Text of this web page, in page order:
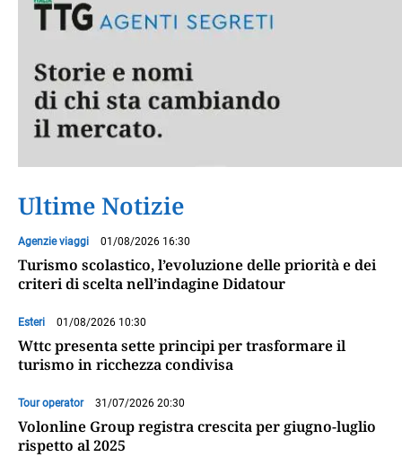
Ultime Notizie
Agenzie viaggi 01/08/2026 16:30
Turismo scolastico, l’evoluzione delle priorità e dei
criteri di scelta nell’indagine Didatour
Esteri 01/08/2026 10:30
Wttc presenta sette principi per trasformare il
turismo in ricchezza condivisa
Tour operator 31/07/2026 20:30
Volonline Group registra crescita per giugno-luglio
rispetto al 2025